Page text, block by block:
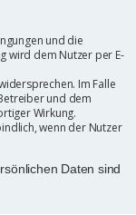
und die
wird dem Nutzer per E-
Im Falle
und dem
Wirkung.
wenn der Nutzer
Daten sind